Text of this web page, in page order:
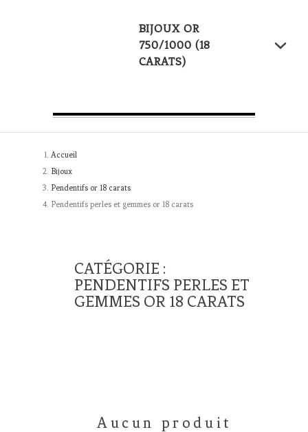
BIJOUX OR
750/1000 (18
CARATS)
Accueil
Bijoux
Pendentifs or 18 carats
Pendentifs perles et gemmes or 18 carats
CATÉGORIE :
PENDENTIFS PERLES ET
GEMMES OR 18 CARATS
Aucun produit